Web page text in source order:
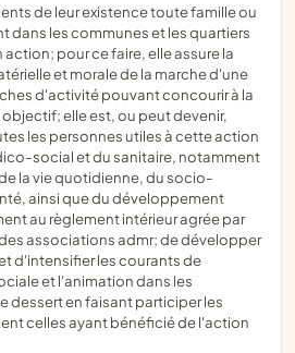
dans les communes et les quartiers
action; pour ce faire, elle assure la
et morale de la marche d'une
d'activité pouvant concourir à la
elle est, ou peut devenir,
les personnes utiles à cette action
social et du sanitaire, notamment
la vie quotidienne, du socio-
ainsi que du développement
au règlement intérieur agrée par
associations admr; de développer
d'intensifier les courants de
et l'animation dans les
dessert en faisant participer les
celles ayant bénéficié de l'action